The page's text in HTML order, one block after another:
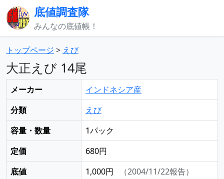
底値調査隊
みんなの底値帳！
トップページ > えび
大正えび 14尾
メーカー
インドネシア産
分類
えび
容量・数量
1パック
定価
680円
底値
1,000円 （2004/11/22報告）